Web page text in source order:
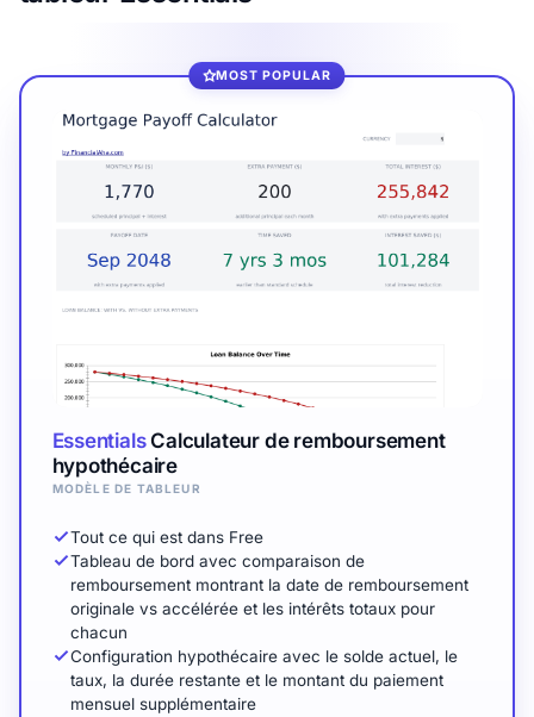
MOST POPULAR
EssentialsCalculateur de remboursement
hypothécaire
MODÈLE DE TABLEUR
Tout ce qui est dans Free
Tableau de bord avec comparaison de
remboursement montrant la date de remboursement
originale vs accélérée et les intérêts totaux pour
chacun
Configuration hypothécaire avec le solde actuel, le
taux, la durée restante et le montant du paiement
mensuel supplémentaire